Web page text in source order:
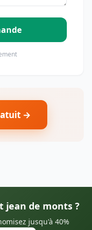
→
jean de monts ?
jusqu'à 40%